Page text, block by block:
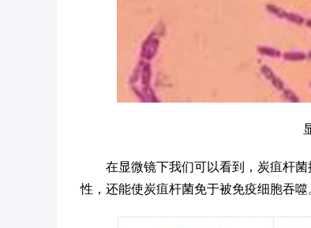
在显微镜下我们可以看到，炭疽杆
性，还能使炭疽杆菌免于被免疫细胞吞噬